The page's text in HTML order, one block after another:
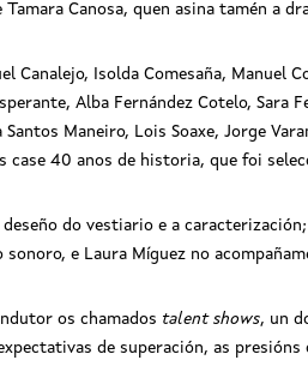
Canosa, quen asina tamén a
Canalejo, Isolda Comesaña, Manuel
Alba Fernández Cotelo, Sara
Maneiro, Lois Soaxe, Jorge
case 40 anos de historia, que foi
do vestiario e a
e Laura Míguez no
os chamados talent shows, un
de superación, as presións